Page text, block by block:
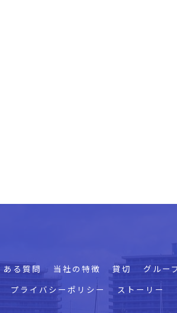
ある質問 当社の特徴 貸切 グルー
プライバシーポリシー ストーリー